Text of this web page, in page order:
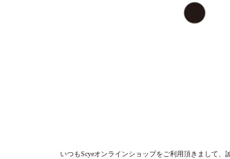
いつもScyeオンラインショップをご利用頂きまして